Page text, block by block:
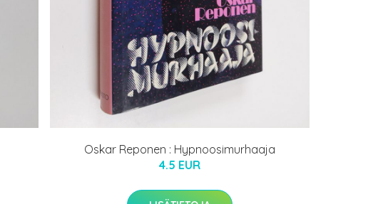
Oskar Reponen : Hypnoosimurhaaja
4.5 EUR